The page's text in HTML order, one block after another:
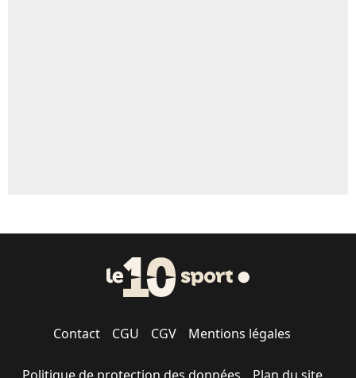
Contact CGU CGV Mentions légales